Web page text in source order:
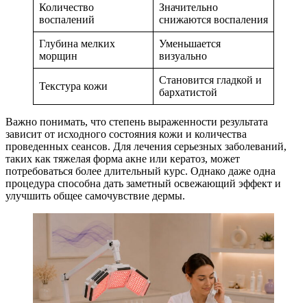
Количество
воспалений
Значительно
снижаются воспаления
Глубина мелких
морщин
Уменьшается
визуально
Текстура кожи
Становится гладкой и
бархатистой
Важно понимать, что степень выраженности результата
зависит от исходного состояния кожи и количества
проведенных сеансов. Для лечения серьезных заболеваний,
таких как тяжелая форма акне или кератоз, может
потребоваться более длительный курс. Однако даже одна
процедура способна дать заметный освежающий эффект и
улучшить общее самочувствие дермы.